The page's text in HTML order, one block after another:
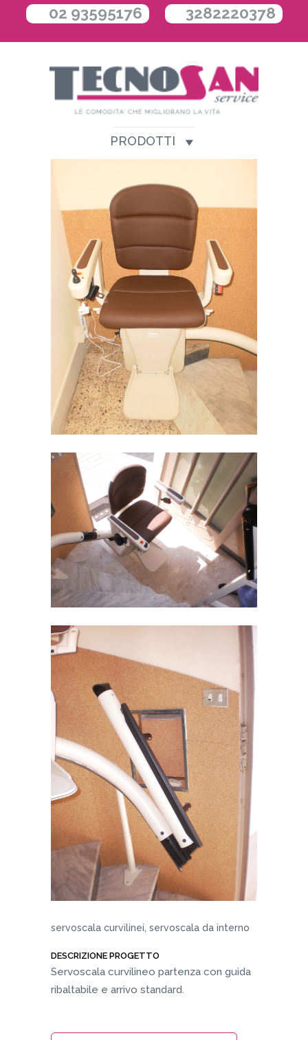
02 93595176 3282220378
PRODOTTI
servoscala curvilinei, servoscala da interno
DESCRIZIONE PROGETTO
Servoscala curvilineo partenza con guida
ribaltabile e arrivo standard.